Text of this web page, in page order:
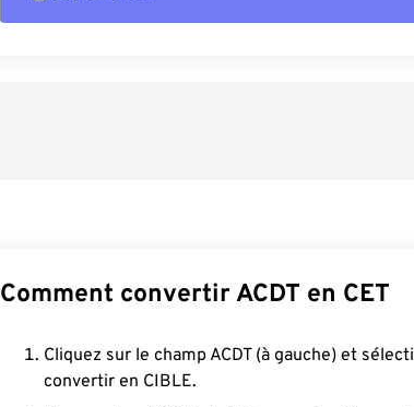
Comment convertir ACDT en CET
Cliquez sur le champ ACDT (à gauche) et
convertir en CIBLE.